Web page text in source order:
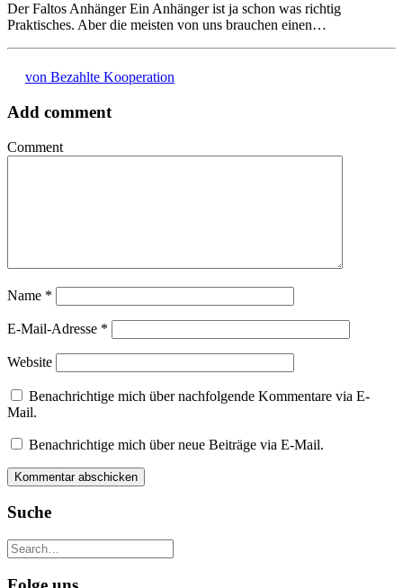
Der Faltos Anhänger Ein Anhänger ist ja schon was richtig
Praktisches. Aber die meisten von uns brauchen einen…
von Bezahlte Kooperation
Add comment
Comment
Name *
E-Mail-Adresse *
Website
Benachrichtige mich über nachfolgende Kommentare via E-
Mail.
Benachrichtige mich über neue Beiträge via E-Mail.
Suche